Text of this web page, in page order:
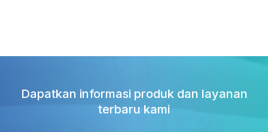
Dapatkan informasi produk dan layanan
terbaru kami